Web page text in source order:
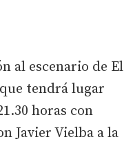
al escenario de El
tendrá lugar
horas con
Javier Vielba a la